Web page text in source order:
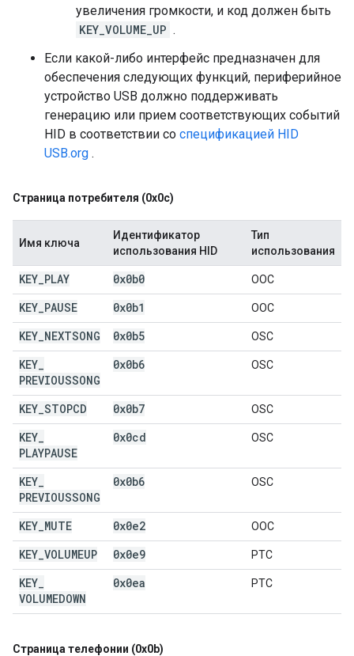
увеличения громкости, и код должен быть
KEY_VOLUME_UP .
Если какой-либо интерфейс предназначен для
обеспечения следующих функций, периферийное
устройство USB должно поддерживать
генерацию или прием соответствующих событий
HID в соответствии со спецификацией HID
USB.org .
Страница потребителя (0x0c)
Имя ключа
Идентификатор
использования HID
Тип
использования
KEY PLAY 0x0b0 OOC
KEY PAUSE 0x0b1 OOC
KEY NEXTSONG 0x0b5 OSC
KEY
PREVIOUSSONG
0x0b6 OSC
KEY STOPCD 0x0b7 OSC
KEY
PLAYPAUSE
0x0cd OSC
KEY
PREVIOUSSONG
0x0b6 OSC
KEY MUTE 0x0e2 OOC
KEY VOLUMEUP 0x0e9 РТС
KEY
VOLUMEDOWN
0x0ea РТС
Страница телефонии (0x0b)